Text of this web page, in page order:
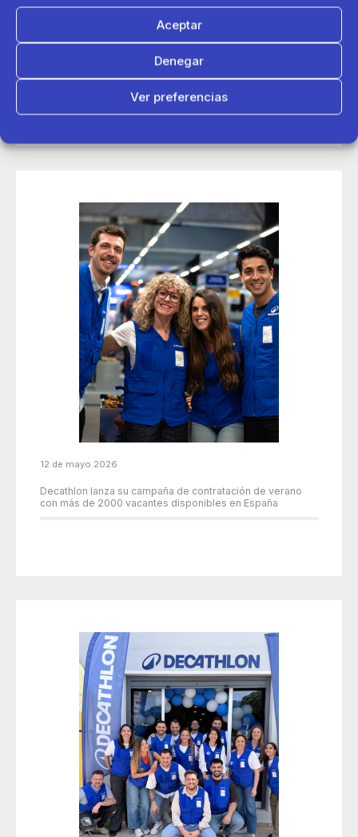
Aceptar
Denegar
Ver preferencias
Decathlon conecta con más de 200 deportistas en sus
12 de mayo 2026
Decathlon lanza su campaña de contratación de verano
con más de 2000 vacantes disponibles en España